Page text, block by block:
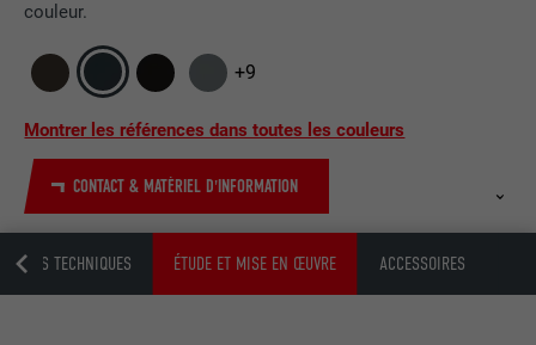
couleur.
+9
Montrer les références dans toutes les couleurs
CONTACT & MATÉRIEL D'INFORMATION
TECHNIQUES ÉTUDE ET MISE EN ŒUVRE ACCESSOIRES